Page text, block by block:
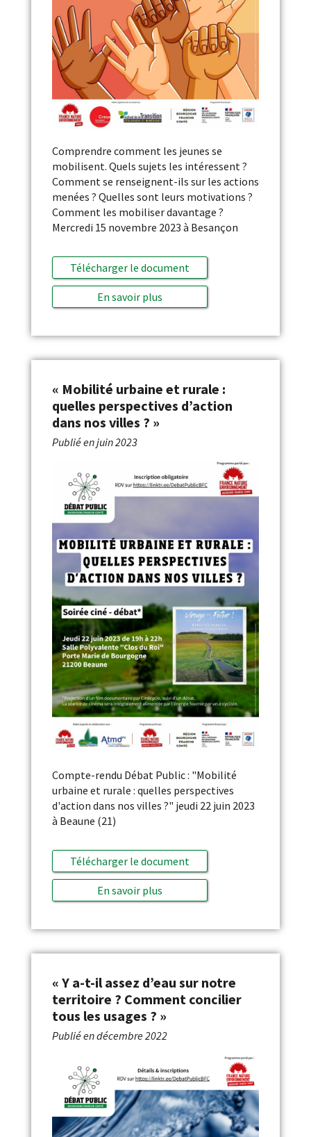
Comprendre comment les jeunes se
mobilisent. Quels sujets les intéressent ?
Comment se renseignent-ils sur les actions
menées ? Quelles sont leurs motivations ?
Comment les mobiliser davantage ?
Mercredi 15 novembre 2023 à Besançon
Télécharger le document
En savoir plus
« Mobilité urbaine et rurale :
quelles perspectives d’action
dans nos villes ? »
Publié enjuin 2023
Compte-rendu Débat Public : "Mobilité
urbaine et rurale : quelles perspectives
d'action dans nos villes ?" jeudi 22 juin 2023
à Beaune (21)
Télécharger le document
En savoir plus
« Y a-t-il assez d’eau sur notre
territoire ? Comment concilier
tous les usages ? »
Publié endécembre 2022